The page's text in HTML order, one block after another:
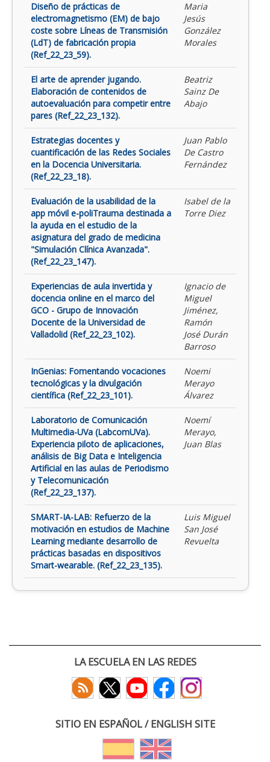
Diseño de prácticas de
electromagnetismo (EM) de bajo
coste sobre Líneas de Transmisión
(LdT) de fabricación propia
(Ref_22_23_59).
Maria
Jesús
González
Morales
El arte de aprender jugando.
Elaboración de contenidos de
autoevaluación para competir entre
pares (Ref_22_23_132).
Beatriz
Sainz De
Abajo
Estrategias docentes y
cuantificación de las Redes Sociales
en la Docencia Universitaria.
(Ref_22_23_18).
Juan Pablo
De Castro
Fernández
Evaluación de la usabilidad de la
app móvil e-poliTrauma destinada a
la ayuda en el estudio de la
asignatura del grado de medicina
"Simulación Clínica Avanzada".
(Ref_22_23_147).
Isabel de la
Torre Diez
Experiencias de aula invertida y
docencia online en el marco del
GCO - Grupo de Innovación
Docente de la Universidad de
Valladolid (Ref_22_23_102).
Ignacio de
Miguel
Jiménez,
Ramón
José Durán
Barroso
InGenias: Fomentando vocaciones
tecnológicas y la divulgación
científica (Ref_22_23_101).
Noemi
Merayo
Álvarez
Laboratorio de Comunicación
Multimedia-UVa (LabcomUVa).
Experiencia piloto de aplicaciones,
análisis de Big Data e Inteligencia
Artificial en las aulas de Periodismo
y Telecomunicación
(Ref_22_23_137).
Noemí
Merayo,
Juan Blas
SMART-IA-LAB: Refuerzo de la
motivación en estudios de Machine
Learning mediante desarrollo de
prácticas basadas en dispositivos
Smart-wearable. (Ref_22_23_135).
Luis Miguel
San José
Revuelta
LA ESCUELA EN LAS REDES
SITIO EN ESPAÑOL / ENGLISH SITE